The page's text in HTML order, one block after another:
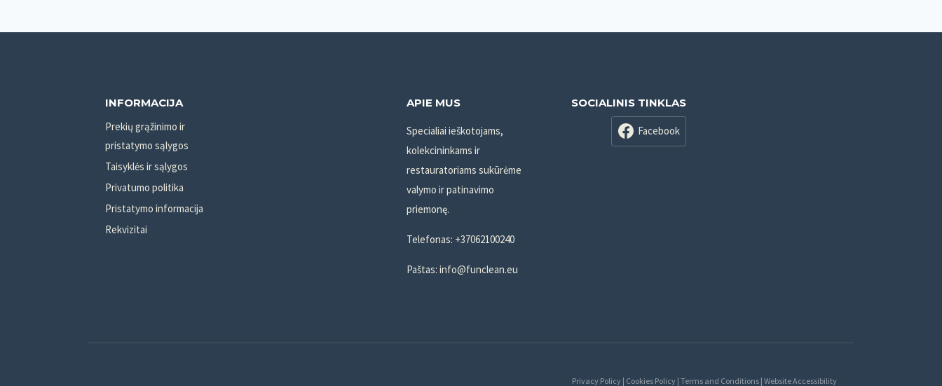
INFORMACIJA
Prekių grąžinimo ir
pristatymo sąlygos
Taisyklės ir sąlygos
Privatumo politika
Pristatymo informacija
Rekvizitai
APIE MUS
Specialiai ieškotojams,
kolekcininkams ir
restauratoriams sukūrėme
valymo ir patinavimo
priemonę.
Telefonas: +37062100240
Paštas: info@funclean.eu
SOCIALINIS TINKLAS
Facebook
Privacy Policy | Cookies Policy | Terms and Conditions | Website Accessibility